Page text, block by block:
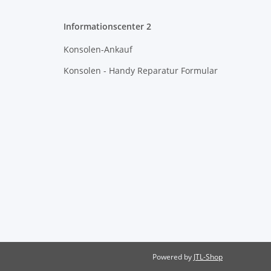
Informationscenter 2
Konsolen-Ankauf
Konsolen - Handy Reparatur Formular
Powered by JTL-Shop